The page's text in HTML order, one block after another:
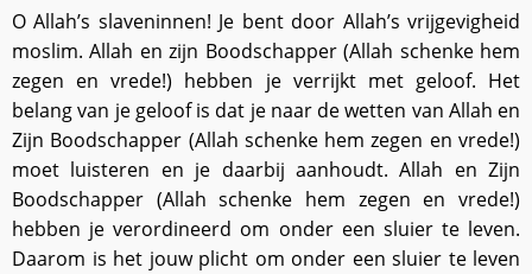
O Allah’s slaveninnen! Je bent door Allah’s vrijgevigheid
moslim. Allah en zijn Boodschapper (Allah schenke hem
zegen en vrede!) hebben je verrijkt met geloof. Het
belang van je geloof is dat je naar de wetten van Allah en
Zijn Boodschapper (Allah schenke hem zegen en vrede!)
moet luisteren en je daarbij aanhoudt. Allah en Zijn
Boodschapper (Allah schenke hem zegen en vrede!)
hebben je verordineerd om onder een sluier te leven.
Daarom is het jouw plicht om onder een sluier te leven